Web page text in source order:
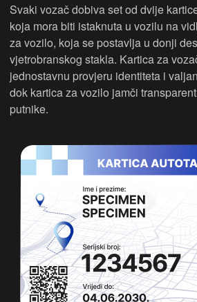
Svaki vozač dobiva set od dvije
koja mora biti istaknuta u vozilu na
za vozilo, koja se postavlja u donji
vjetrobranskog stakla. Kartica za
jednostavnu provjeru identiteta i
dok kartica za vozilo jamči
putnike.